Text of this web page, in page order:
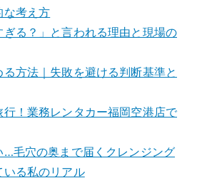
な考え方
ぎる？」と言われる理由と現場の
方法｜失敗を避ける判断基準と
！業務レンタカー福岡空港店で
…毛穴の奥まで届くクレンジング
いる私のリアル